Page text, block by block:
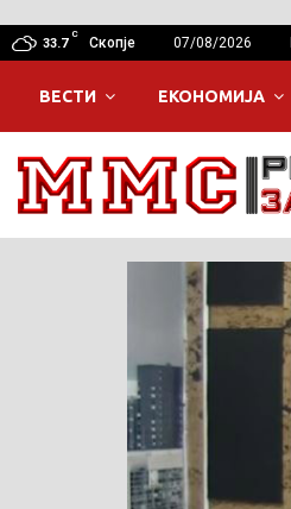
33.7
C
Скопје 07/08/2026
ВЕСТИ ЕКОНОМИЈА